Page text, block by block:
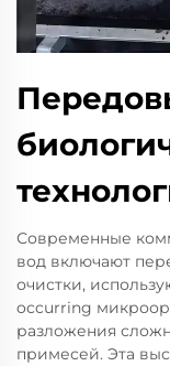
Современные
вод включают
очистки,
occurring
разложения
примесей. Эта